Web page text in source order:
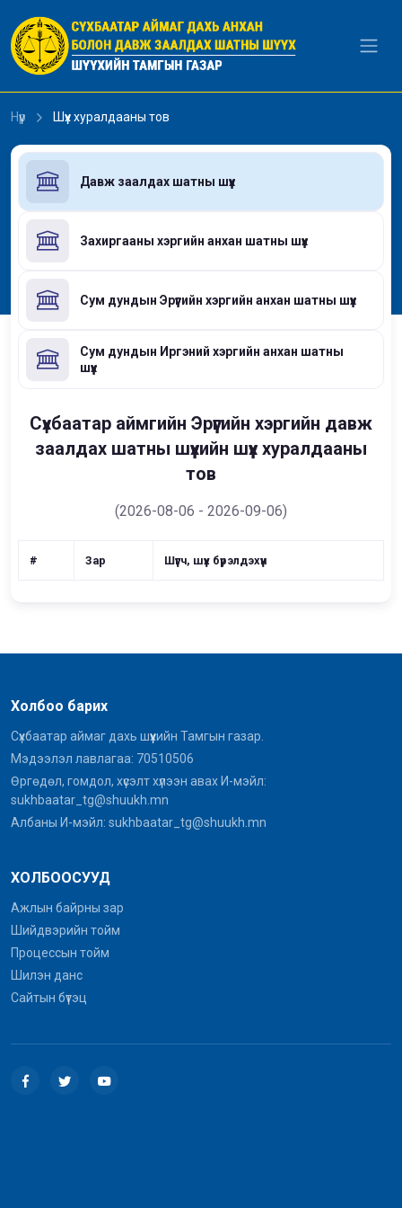
Нүүр Шүүх хуралдааны тов
Давж заалдах шатны шүүх
Захиргааны хэргийн анхан шатны шүүх
Сум дундын Эрүүгийн хэргийн анхан шатны шүүх
Сум дундын Иргэний хэргийн анхан шатны
шүүх
Сүхбаатар аймгийн Эрүүгийн хэргийн давж
заалдах шатны шүүхийн шүүх хуралдааны
тов
(2026-08-06 - 2026-09-06)
# Зар Шүүгч, шүүх бүрэлдэхүүн
Холбоо барих
Сүхбаатар аймаг дахь шүүхийн Тамгын газар.
Мэдээлэл лавлагаа: 70510506
Өргөдөл, гомдол, хүсэлт хүлээн авах И-мэйл:
sukhbaatar_tg@shuukh.mn
Албаны И-мэйл: sukhbaatar_tg@shuukh.mn
ХОЛБООСУУД
Ажлын байрны зар
Шийдвэрийн тойм
Процессын тойм
Шилэн данс
Сайтын бүтэц